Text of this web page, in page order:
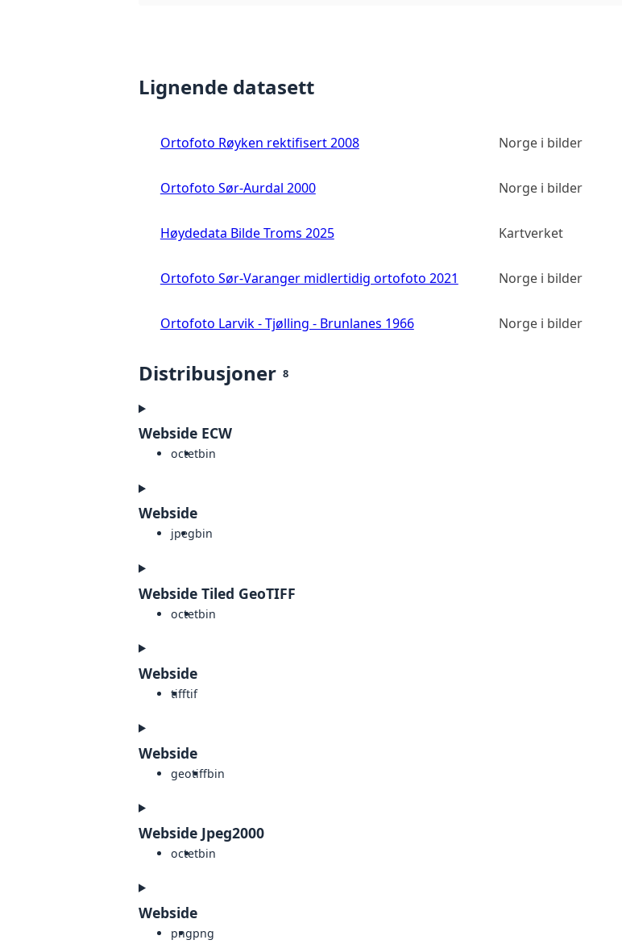
Lignende datasett
Ortofoto Røyken rektifisert 2008 Norge i bilder
Ortofoto Sør-Aurdal 2000 Norge i bilder
Høydedata Bilde Troms 2025 Kartverket
Ortofoto Sør-Varanger midlertidig ortofoto 2021 Norge i bilder
Ortofoto Larvik - Tjølling - Brunlanes 1966 Norge i bilder
Distribusjoner 8
Webside ECW
octetbin
Webside
jpegbin
Webside Tiled GeoTIFF
octetbin
Webside
tifftif
Webside
geotiffbin
Webside Jpeg2000
octetbin
Webside
pngpng